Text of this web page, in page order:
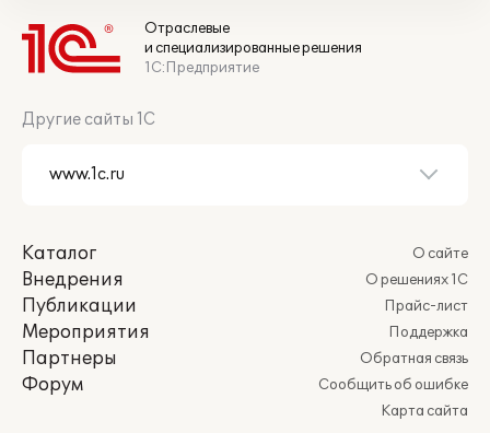
Отраслевые
и специализированные решения
1С:Предприятие
Другие сайты 1С
Каталог
Внедрения
Публикации
Мероприятия
Партнеры
Форум
О сайте
О решениях 1С
Прайс-лист
Поддержка
Обратная связь
Сообщить об ошибке
Карта сайта